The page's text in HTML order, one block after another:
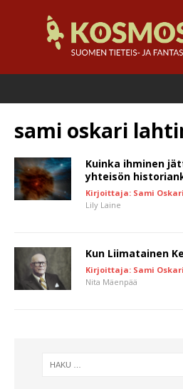
sami oskari
Kuinka ihminen
yhteisön
Kirjoittaja: Sami
Lily Laine
Kun Liimatainen
Kirjoittaja: Sami
Nita Mäenpää